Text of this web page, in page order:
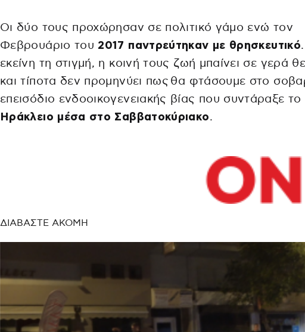
Οι δύο τους προχώρησαν σε πολιτικό γάμο ενώ τον
Φεβρουάριο του 2017 παντρεύτηκαν με θρησκευτικό
εκείνη τη στιγμή, η κοινή τους ζωή μπαίνει σε γερά
και τίποτα δεν προμηνύει πως θα φτάσουμε στο
επεισόδιο ενδοοικογενειακής βίας που συντάραξε το
Ηράκλειο μέσα στο Σαββατοκύριακο.
ΔΙΑΒΑΣΤΕ ΑΚΟΜΗ